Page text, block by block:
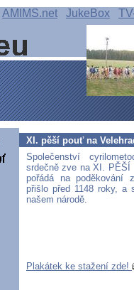
AMIMS.net JukeBox
XI. pěší pouť na
Společenství
srdečně zve na XI. PĚŠÍ
pořádá na poděkování
přišlo před 1148 roky, a
našem národě.
Plakátek ke stažení zde!